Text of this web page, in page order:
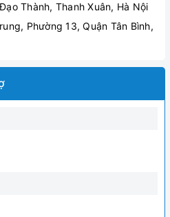
Thành, Thanh Xuân, Hà Nội
Phường 13, Quận Tân Bình,